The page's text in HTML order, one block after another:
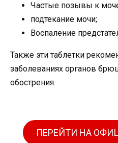
Частые позывы к
подтекание мочи;
Воспаление
Также эти таблетки
заболеваниях органов
обострения.
ПЕРЕЙТИ НА